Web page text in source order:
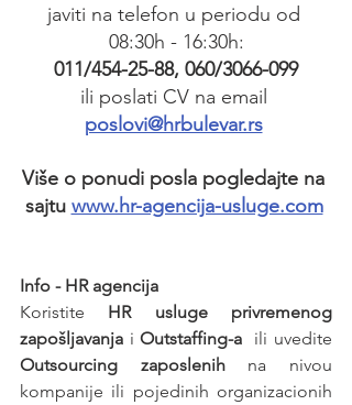
javiti na telefon u periodu od
08:30h - 16:30h:
011/454-25-88, 060/3066-099
ili poslati CV na email
poslovi@hrbulevar.rs
Više o ponudi posla pogledajte na
sajtu www.hr-agencija-usluge.com
Info - HR agencija
Koristite HR usluge privremenog
zapošljavanja i Outstaffing-a
Outsourcing zaposlenih na nivou
kompanije ili pojedinih organizacionih